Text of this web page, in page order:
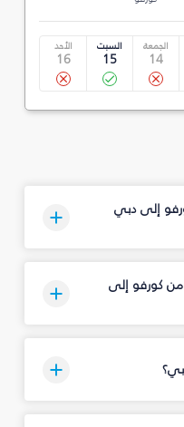
الجمعة
14
السبت
15
الأحد
16
إلى دبي
كورفو إلى